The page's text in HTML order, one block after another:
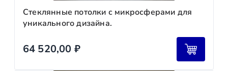
Стеклянные потолки с микросферами для
уникального дизайна.
64 520,00 ₽